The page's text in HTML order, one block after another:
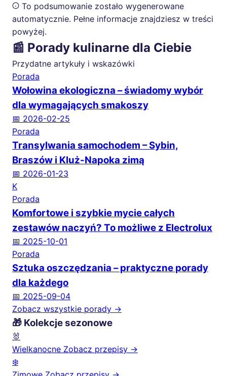
To podsumowanie zostało wygenerowane
automatycznie. Pełne informacje znajdziesz w treści
powyżej.
📰 Porady kulinarne dla Ciebie
Przydatne artykuły i wskazówki
Porada
Wołowina ekologiczna – świadomy wybór
dla wymagających smakoszy
📅 2026-02-25
Porada
Transylwania samochodem – Sybin,
Braszów i Kluż-Napoka zimą
📅 2026-01-23
K
Porada
Komfortowe i szybkie mycie całych
zestawów naczyń? To możliwe z Electrolux
📅 2025-10-01
Porada
Sztuka oszczędzania – praktyczne porady
dla każdego
📅 2025-09-04
Zobacz wszystkie porady →
🎁 Kolekcje sezonowe
🐰
Wielkanocne Zobacz przepisy →
❄️